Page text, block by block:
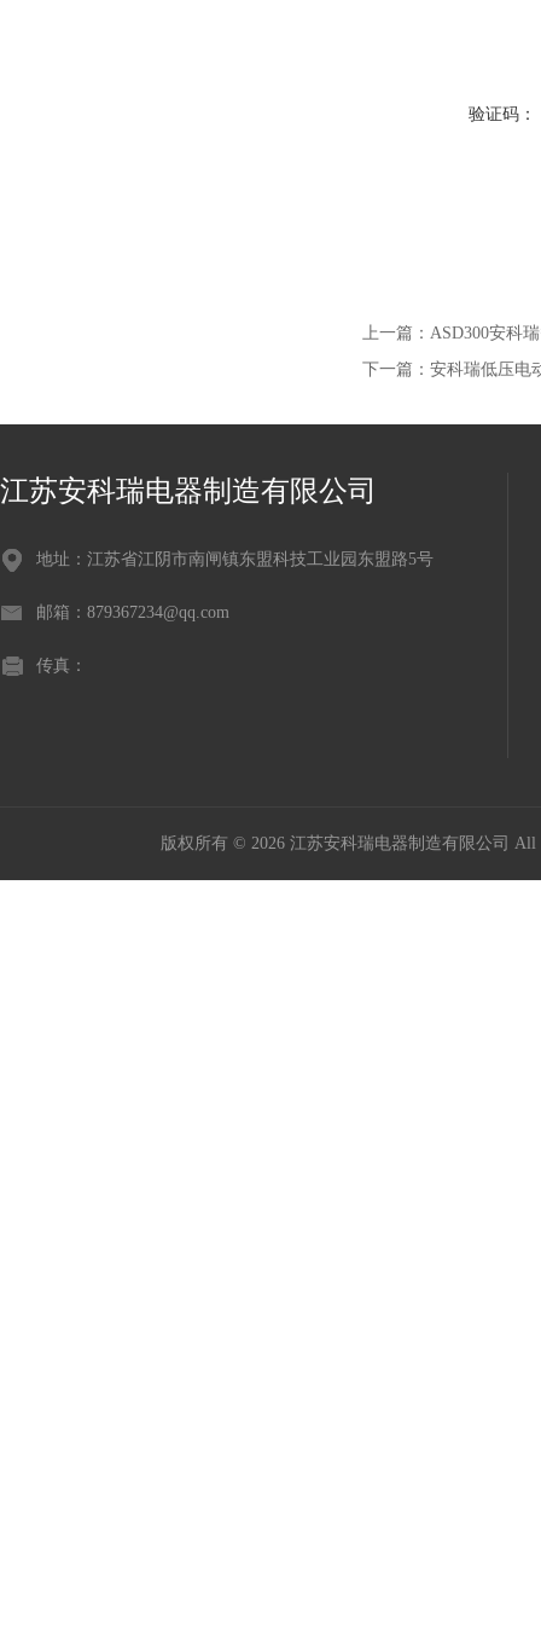
验证码：
上一篇： ASD300安科
下一篇： 安科瑞低压电
江苏安科瑞电器制造有限公司
地址：江苏省江阴市南闸镇东盟科技工业园东盟路5号
邮箱：879367234@qq.com
传真：
版权所有 © 2026 江苏安科瑞电器制造有限公司